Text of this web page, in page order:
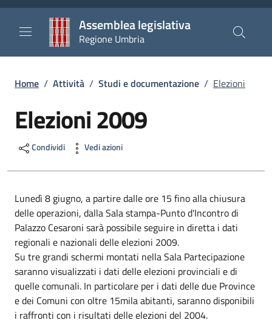
Salta al contenuto principale
Salta al piè di pagina
Assemblea legislativa
Regione Umbria
Briciole di pane
Home / Attività / Studi e documentazione / Elezioni
Elezioni 2009
Condividi Vedi azioni
Lunedì 8 giugno, a partire dalle ore 15 fino alla chiusura
delle operazioni, dalla Sala stampa-Punto d'Incontro di
Palazzo Cesaroni sarà possibile seguire in diretta i dati
regionali e nazionali delle elezioni 2009.
Su tre grandi schermi montati nella Sala Partecipazione
saranno visualizzati i dati delle elezioni provinciali e di
quelle comunali. In particolare per i dati delle due Province
e dei Comuni con oltre 15mila abitanti, saranno disponibili
i raffronti con i risultati delle elezioni del 2004.